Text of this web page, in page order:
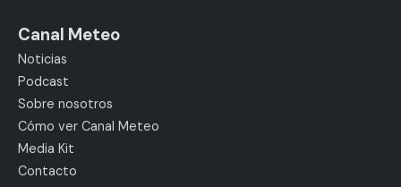
Canal Meteo
Noticias
Podcast
Sobre nosotros
Cómo ver Canal Meteo
Media Kit
Contacto